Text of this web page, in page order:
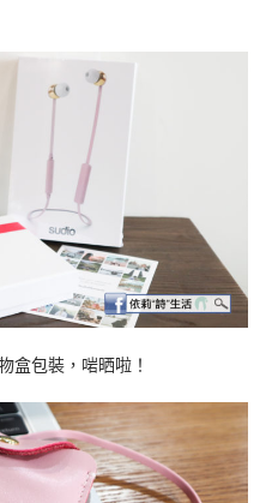
盒包裝，啱晒啦！